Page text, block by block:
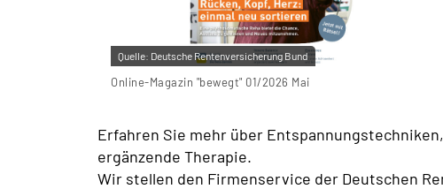
Quelle: Deutsche Rentenversicherung Bund
Online-Magazin "bewegt" 01/2026 Mai
Erfahren Sie mehr über
ergänzende Therapie.
Wir stellen den Firmenservice der Deutschen